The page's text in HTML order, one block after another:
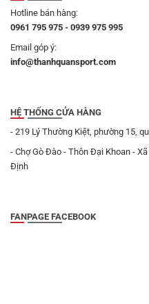
Hotline bán hàng:
0961 795 975 - 0939 975 995
Email góp ý:
info@thanhquansport.com
HỆ THỐNG CỬA HÀNG
- 219 Lý Thường Kiệt, phường 15,
- Chợ Gò Đào - Thôn Đại Khoan -
Định
FANPAGE FACEBOOK